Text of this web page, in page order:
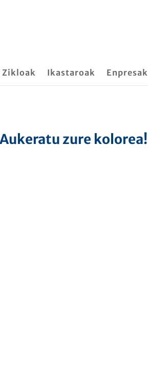
Zikloak Ikastaroak Enpresak
zure kolorea!